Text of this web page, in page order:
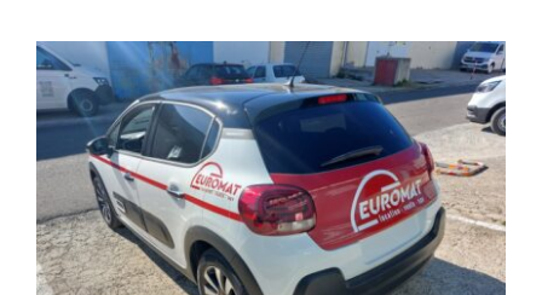
View
Larger
Image